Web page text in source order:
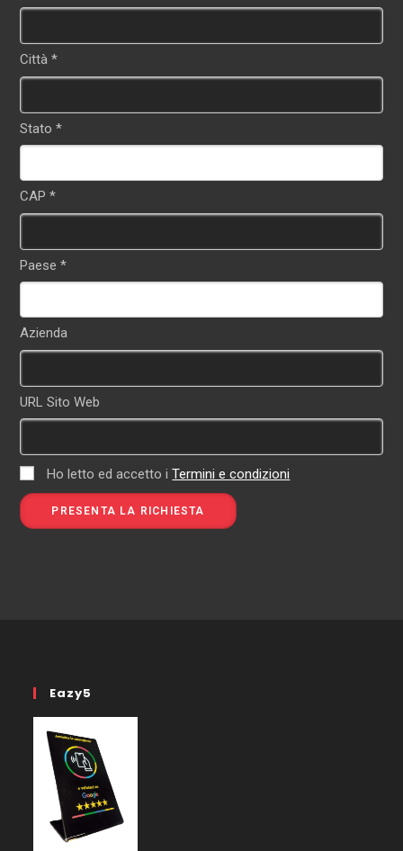
Città *
Stato *
CAP *
Paese *
Azienda
URL Sito Web
Ho letto ed accetto iTermini e condizioni
Eazy5